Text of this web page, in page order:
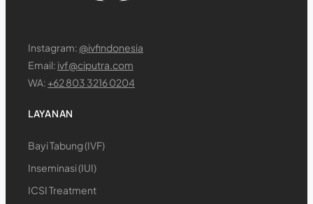
Instagram: @ivfindonesia
Email: ivf@ciputra.com
WA:+62 803 3216 0204
LAYANAN
Bayi Tabung (IVF)
Inseminasi (IUI)
ICSI Treatment